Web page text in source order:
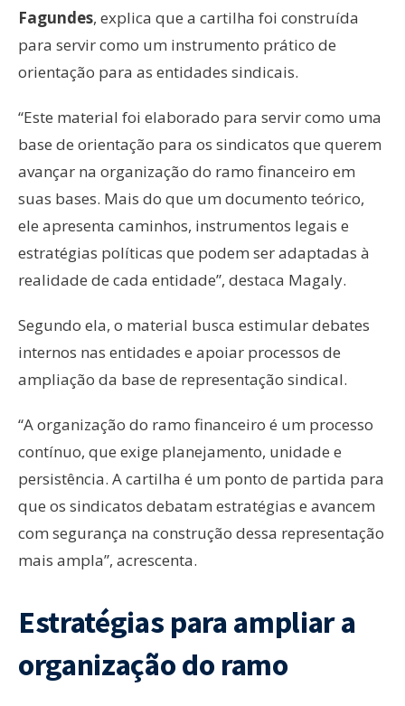
Fagundes, explica que a cartilha foi construída
para servir como um instrumento prático de
orientação para as entidades sindicais.
“Este material foi elaborado para servir como uma
base de orientação para os sindicatos que querem
avançar na organização do ramo financeiro em
suas bases. Mais do que um documento teórico,
ele apresenta caminhos, instrumentos legais e
estratégias políticas que podem ser adaptadas à
realidade de cada entidade”, destaca Magaly.
Segundo ela, o material busca estimular debates
internos nas entidades e apoiar processos de
ampliação da base de representação sindical.
“A organização do ramo financeiro é um processo
contínuo, que exige planejamento, unidade e
persistência. A cartilha é um ponto de partida para
que os sindicatos debatam estratégias e avancem
com segurança na construção dessa representação
mais ampla”, acrescenta.
Estratégias para ampliar a
organização do ramo